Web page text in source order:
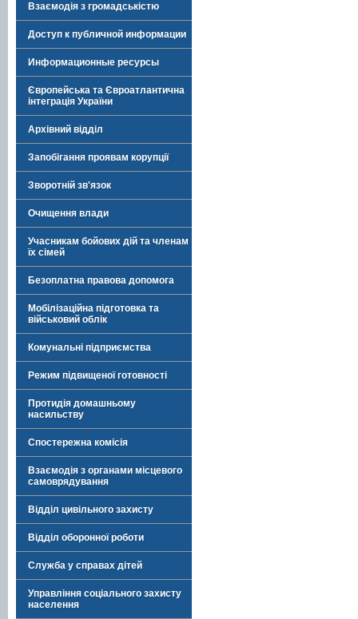
Взаємодія з громадськістю
Доступ к публичной информации
Информационные ресурсы
Європейська та Євроатлантична
інтеграція України
Архівний відділ
Запобігання проявам корупції
Зворотній зв'язок
Очищення влади
Учасникам бойових дій та членам
їх сімей
Безоплатна правова допомога
Мобілізаційна підготовка та
військовий облік
Комунальні підприємства
Режим підвищеної готовності
Протидія домашньому
насильству
Спостережна комісія
Взаємодія з органами місцевого
самоврядування
Відділ цивільного захисту
Відділ оборонної роботи
Служба у справах дітей
Управління соціального захисту
населення